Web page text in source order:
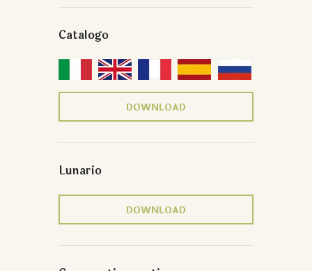
Catalogo
DOWNLOAD
Lunario
DOWNLOAD